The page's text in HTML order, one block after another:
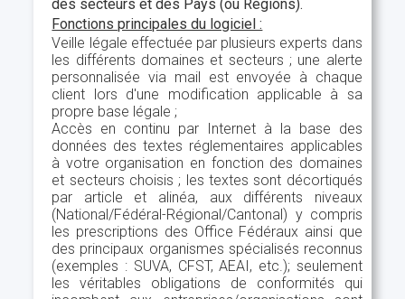
des secteurs et des Pays (ou Régions).
Fonctions principales du logiciel :
Veille légale effectuée par plusieurs experts dans
les différents domaines et secteurs ; une alerte
personnalisée via mail est envoyée à chaque
client lors d'une modification applicable à sa
propre base légale ;
Accès en continu par Internet à la base des
données des textes réglementaires applicables
à votre organisation en fonction des domaines
et secteurs choisis ; les textes sont décortiqués
par article et alinéa, aux différents niveaux
(National/Fédéral-Régional/Cantonal) y compris
les prescriptions des Office Fédéraux ainsi que
des principaux organismes spécialisés reconnus
(exemples : SUVA, CFST, AEAI, etc.); seulement
les véritables obligations de conformités qui